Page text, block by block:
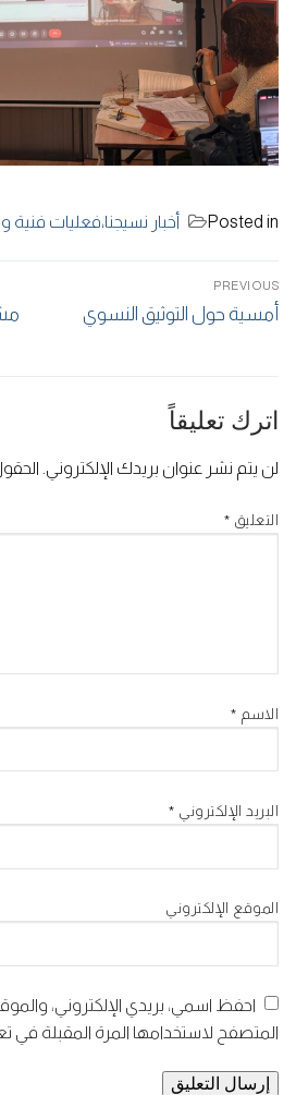
Posted in أخبار نسيجنا،فعليات فنية
تصفّح
المقالات
PREVIOUS
Previous
أمسية حول التوثيق النسوي
اترك تعليقاً
لن يتم نشر عنوان بريدك الإلكتروني.
التعليق *
الاسم *
البريد الإلكتروني *
الموقع الإلكتروني
احفظ اسمي، بريدي الإلكتروني،
المتصفح لاستخدامها المرة المقبلة في